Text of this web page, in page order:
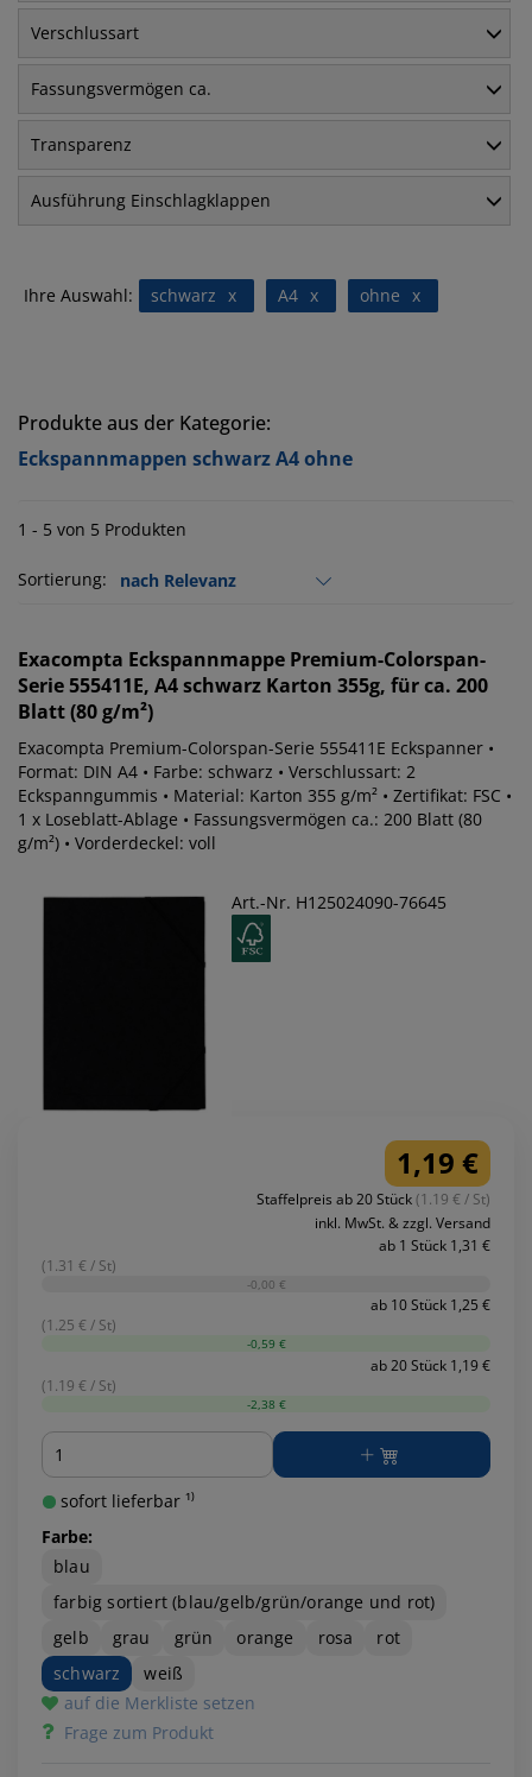
Verschlussart
Fassungsvermögen ca.
Transparenz
Ausführung Einschlagklappen
Ihre Auswahl: x
schwarz x
A4 x
ohne
Produkte aus der Kategorie:
Eckspannmappen schwarz A4 ohne
1 - 5 von 5 Produkten
Sortierung:
Exacompta Eckspannmappe Premium-Colorspan-
Serie 555411E, A4 schwarz Karton 355g, für ca. 200
Blatt (80 g/m²)
Exacompta Premium-Colorspan-Serie 555411E Eckspanner •
Format: DIN A4 • Farbe: schwarz • Verschlussart: 2
Eckspanngummis • Material: Karton 355 g/m² • Zertifikat: FSC •
1 x Loseblatt-Ablage • Fassungsvermögen ca.: 200 Blatt (80
g/m²) • Vorderdeckel: voll
Art.-Nr. H125024090-76645
1,19 €
Staffelpreis ab 20 Stück(1.19 € / St)
inkl. MwSt. & zzgl. Versand
ab 1 Stück 1,31 €
(1.31 € / St)
-0,00 €
ab 10 Stück 1,25 €
(1.25 € / St)
-0,59 €
ab 20 Stück 1,19 €
(1.19 € / St)
-2,38 €
Menge
sofort lieferbar ¹⁾
Farbe:
blau
farbig sortiert (blau/gelb/grün/orange und rot)
gelb
grau grün orange rosa
rot
schwarz
weiß
auf die Merkliste setzen
Frage zum Produkt